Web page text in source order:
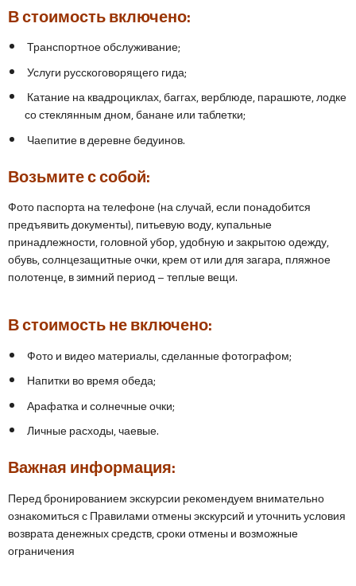
В стоимость включено:
Транспортное обслуживание;
Услуги русскоговорящего гида;
Катание на квадроциклах, баггах, верблюде, парашюте, лодке
со стеклянным дном, банане или таблетки;
Чаепитие в деревне бедуинов.
Возьмите с собой:
Фото паспорта на телефоне (на случай, если понадобится
предъявить документы), питьевую воду, купальные
принадлежности, головной убор, удобную и закрытою одежду,
обувь, солнцезащитные очки, крем от или для загара, пляжное
полотенце, в зимний период – теплые вещи.
В стоимость не включено:
Фото и видео материалы, сделанные фотографом;
Напитки во время обеда;
Арафатка и солнечные очки;
Личные расходы, чаевые.
Важная информация:
Перед бронированием экскурсии рекомендуем внимательно
ознакомиться с Правилами отмены экскурсий и уточнить условия
возврата денежных средств, сроки отмены и возможные
ограничения